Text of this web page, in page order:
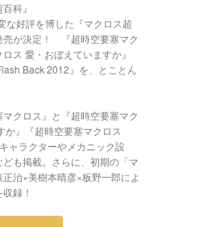
科』
な好評を博した『マクロス超
売が決定！ 『超時空要塞マク
ス 愛・おぼえていますか』
Back 2012』を、とことん
クロス』と『超時空要塞マク
か』『超時空要塞マクロス
ャラクターやメカニック設
も掲載。さらに、初期の「マ
治×美樹本晴彦×板野一郎によ
録！